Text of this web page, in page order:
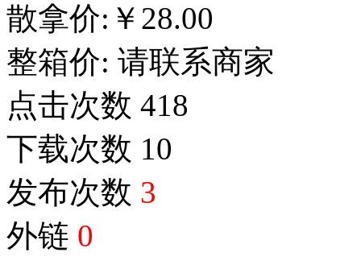
散拿价: ￥ 28.00
整箱价: 请联系商家
点击次数 418
下载次数 10
发布次数 3
外链 0